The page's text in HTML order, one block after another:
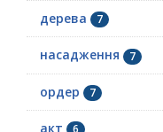
дерева 7
насадження 7
ордер 7
акт 6